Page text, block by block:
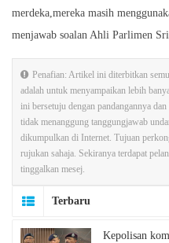
merdeka,mereka masih
menjawab soalan Ahli Parlimen
Penafian: Artikel ini diterbitkan
adalah untuk menyampaikan lebih
ini bersetuju dengan pandangannya
tidak menanggung tanggungjawab
dikumpulkan di Internet. Tujuan
rujukan sahaja. Sekiranya terdapat
tinggalkan mesej.
Terbaru
Kepolisan